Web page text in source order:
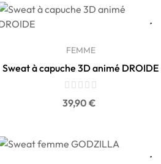
FEMME
Sweat à capuche 3D animé DROIDE
Prix
39,90 €